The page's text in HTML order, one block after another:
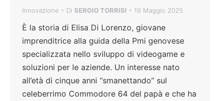
Innovazione Di SERGIO TORRISI 19 Maggio 2025
È la storia di Elisa Di Lorenzo, giovane
imprenditrice alla guida della Pmi genovese
specializzata nello sviluppo di videogame e
soluzioni per le aziende. Un interesse nato
all’età di cinque anni “smanettando” sul
celeberrimo Commodore 64 del papà e che ha